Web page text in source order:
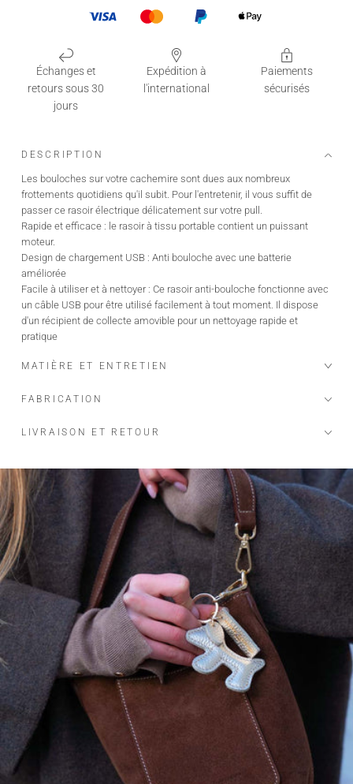
Échanges et
retours sous 30
jours
Expédition à
l'international
Paiements
sécurisés
DESCRIPTION
Les bouloches sur votre cachemire sont dues aux nombreux
frottements quotidiens qu'il subit. Pour l'entretenir, il vous suffit de
passer ce rasoir électrique délicatement sur votre pull.
Rapide et efficace : le rasoir à tissu portable contient un puissant
moteur.
Design de chargement USB : Anti bouloche avec une batterie
améliorée
Facile à utiliser et à nettoyer : Ce rasoir anti-bouloche fonctionne avec
un câble USB pour être utilisé facilement à tout moment. Il dispose
d'un récipient de collecte amovible pour un nettoyage rapide et
pratique
MATIÈRE ET ENTRETIEN
FABRICATION
LIVRAISON ET RETOUR